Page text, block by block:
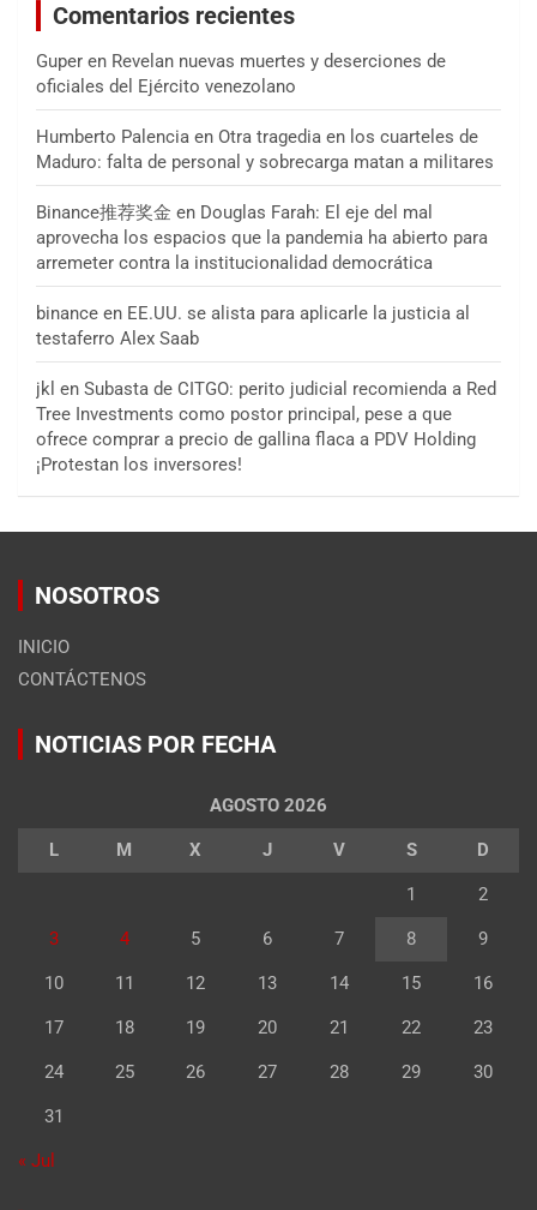
Comentarios recientes
Guper en Revelan nuevas muertes y deserciones de
oficiales del Ejército venezolano
Humberto Palencia en Otra tragedia en los cuarteles de
Maduro: falta de personal y sobrecarga matan a militares
Binance推荐奖金 en Douglas Farah: El eje del mal
aprovecha los espacios que la pandemia ha abierto para
arremeter contra la institucionalidad democrática
binance en EE.UU. se alista para aplicarle la justicia al
testaferro Alex Saab
jkl en Subasta de CITGO: perito judicial recomienda a Red
Tree Investments como postor principal, pese a que
ofrece comprar a precio de gallina flaca a PDV Holding
¡Protestan los inversores!
NOSOTROS
INICIO
CONTÁCTENOS
NOTICIAS POR FECHA
AGOSTO 2026
L M X J V S D
1 2
3 4 5 6 7 8 9
10 11 12 13 14 15 16
17 18 19 20 21 22 23
24 25 26 27 28 29 30
31
« Jul